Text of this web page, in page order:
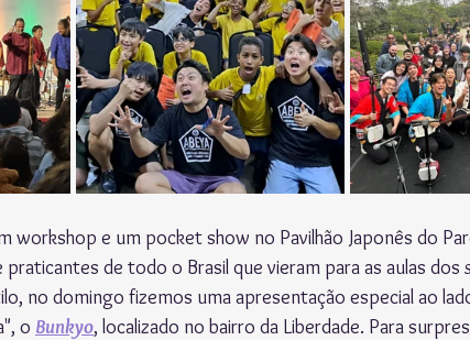
workshop e um pocket show no Pavilhão Japonês do
de todo o Brasil que vieram para as aulas dos
no domingo fizemos uma apresentação especial ao
o Bunkyo, localizado no bairro da Liberdade. Para